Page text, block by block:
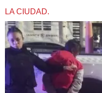
LA CIUDAD.